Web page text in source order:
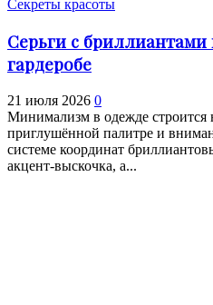
Секреты красоты
Серьги с
гардеробе
21 июля 2026 0
Минимализм в одежде
приглушённой палитре и
системе координат
акцент-выскочка, а...